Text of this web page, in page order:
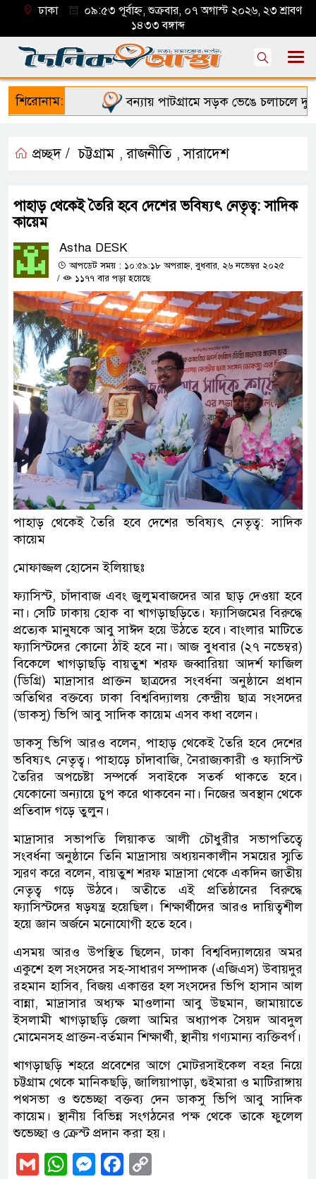
ঢাকা
০৯:৫৩ পূর্বাহ্ন, শুক্রবার, ০৭ অগাস্ট ২০২৬, ২৩ শ্রাবণ
১৪৩৩ বঙ্গাব্দ
শিরোনাম: বন্যায় পাটগ্রামে সড়ক ভেঙে চলাচলে দুর্ভোগ
প্রচ্ছদ / চট্টগ্রাম ,রাজনীতি ,সারাদেশ
পাহাড় থেকেই তৈরি হবে দেশের ভবিষ্যৎ নেতৃত্ব: সাদিক
কায়েম
Astha DESK
আপডেট সময় : ১০:৫৯:১৮ অপরাহ্ন, বুধবার, ২৬ নভেম্বর ২০২৫
/
১১৭৭ বার পড়া হয়েছে
পাহাড় থেকেই তৈরি হবে দেশের ভবিষ্যৎ নেতৃত্ব: সাদিক
কায়েম
মোফাজ্জল হোসেন ইলিয়াছঃ
ফ্যাসিস্ট, চাঁদাবাজ এবং জুলুমবাজদের আর ছাড় দেওয়া হবে
না। সেটি ঢাকায় হোক বা খাগড়াছড়িতে। ফ্যাসিজমের বিরুদ্ধে
প্রত্যেক মানুষকে আবু সাঈদ হয়ে উঠতে হবে। বাংলার মাটিতে
ফ্যাসিস্টদের কোনো ঠাঁই হবে না। আজ বুধবার (২৭ নভেম্বর)
বিকেলে খাগড়াছড়ি বায়তুশ শরফ জব্বারিয়া আদর্শ ফাজিল
(ডিগ্রি) মাদ্রাসার প্রাক্তন ছাত্রদের সংবর্ধনা অনুষ্ঠানে প্রধান
অতিথির বক্তব্যে ঢাকা বিশ্ববিদ্যালয় কেন্দ্রীয় ছাত্র সংসদের
(ডাকসু) ভিপি আবু সাদিক কায়েম এসব কধা বলেন।
ডাকসু ভিপি আরও বলেন, পাহাড় থেকেই তৈরি হবে দেশের
ভবিষ্যৎ নেতৃত্ব। পাহাড়ে চাঁদাবাজি, নৈরাজ্যকারী ও ফ্যাসিস্ট
তৈরির অপচেষ্টা সম্পর্কে সবাইকে সতর্ক থাকতে হবে।
যেকোনো অন্যায়ে চুপ করে থাকবেন না। নিজের অবস্থান থেকে
প্রতিবাদ গড়ে তুলুন।
মাদ্রাসার সভাপতি লিয়াকত আলী চৌধুরীর সভাপতিত্বে
সংবর্ধনা অনুষ্ঠানে তিনি মাদ্রাসায় অধ্যয়নকালীন সময়ের স্মৃতি
স্মরণ করে বলেন, বায়তুশ শরফ মাদ্রাসা থেকে একদিন জাতীয়
নেতৃত্ব গড়ে উঠবে। অতীতে এই প্রতিষ্ঠানের বিরুদ্ধে
ফ্যাসিস্টদের ষড়যন্ত্র হয়েছিল। শিক্ষার্থীদের আরও দায়িত্বশীল
হয়ে জ্ঞান অর্জনে মনোযোগী হতে হবে।
এসময় আরও উপস্থিত ছিলেন, ঢাকা বিশ্ববিদ্যালয়ের অমর
একুশে হল সংসদের সহ-সাধারণ সম্পাদক (এজিএস) উবায়দুর
রহমান হাসিব, বিজয় একাত্তর হল সংসদের ভিপি হাসান আল
বান্না, মাদ্রাসার অধ্যক্ষ মাওলানা আবু উছমান, জামায়াতে
ইসলামী খাগড়াছড়ি জেলা আমির অধ্যাপক সৈয়দ আবদুল
মোমেনসহ প্রাক্তন-বর্তমান শিক্ষার্থী, স্থানীয় গণ্যমান্য ব্যক্তিবর্গ।
খাগড়াছড়ি শহরে প্রবেশের আগে মোটরসাইকেল বহর নিয়ে
চট্টগ্রাম থেকে মানিকছড়ি, জালিয়াপাড়া, গুইমারা ও মাটিরাঙ্গায়
পথসভা ও শুভেচ্ছা বক্তব্য দেন ডাকসু ভিপি আবু সাদিক
কায়েম। স্থানীয় বিভিন্ন সংগঠনের পক্ষ থেকে তাকে ফুলেল
শুভেচ্ছা ও ক্রেস্ট প্রদান করা হয়।
GmailWhatsApp
Messenger
Facebook